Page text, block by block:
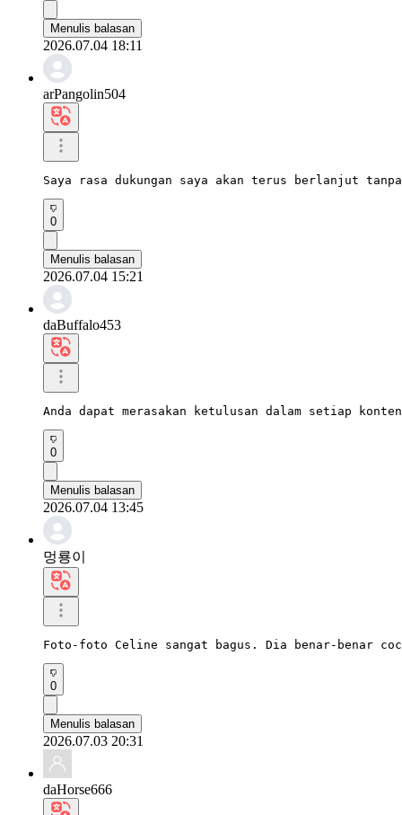
Menulis balasan
2026.07.04 18:11
arPangolin504
Saya rasa dukungan saya akan terus berlanjut tanpa
0
Menulis balasan
2026.07.04 15:21
daBuffalo453
Anda dapat merasakan ketulusan dalam setiap
0
Menulis balasan
2026.07.04 13:45
멍룡이
Foto-foto Celine sangat bagus. Dia benar-benar
0
Menulis balasan
2026.07.03 20:31
daHorse666